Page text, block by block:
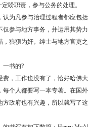
盼职责，参与公务的处理。
凡参与治理过程者都应包括
参与地方事务，并运用其势
狼狈为奸。绅士与地方官吏
书的?
工作也没有了，恰好哈佛
个人都要写一本专著。在国
政府也有兴趣，所以就写了